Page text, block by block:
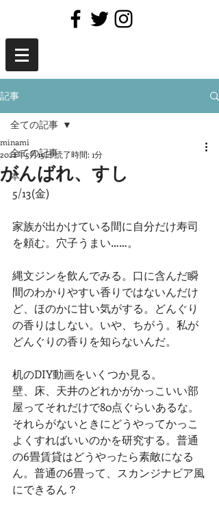
記事
全ての記事
本
全ての記事
がんばれ、すし
minami
2022年5月15日読了時間: 1分
5/13(金)
家族が出かけている間に自分だけ寿司
を頼む。穴子うまい……。
縄文ジンを飲んでみる。口に含んだ瞬
間のわかりやすい香りではないんだけ
ど、ほのかに甘い気がする。どんぐり
の香りはしない。いや、ちがう。私が
どんぐりの香りを知らないんだ。
机のDIY動画をいくつか見る。
壁、床、天井のどれかがかっこいい部
屋ってそれだけで80点ぐらいあるな。
それらがないときにどうやってかっこ
よくすればいいのかを研究する。普通
の6畳賃貸はどうやったら素敵になる
ん。普通の6畳って、スカンジナビア風
にできるん？